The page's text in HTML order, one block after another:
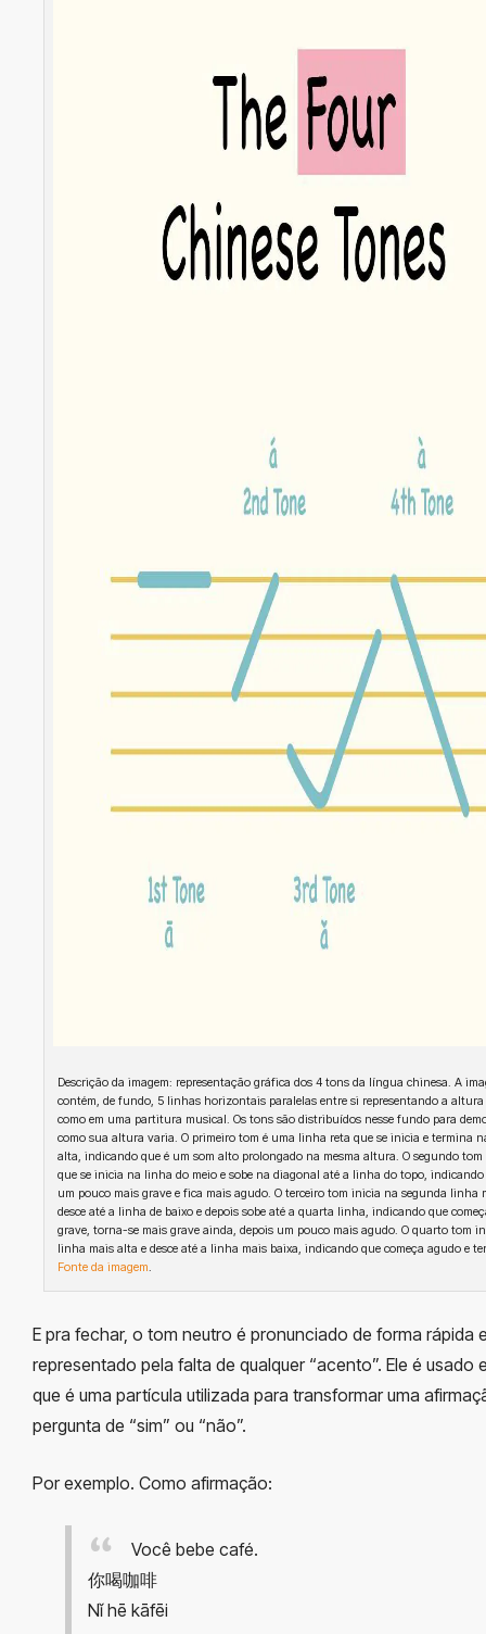
Descrição da imagem: representação gráfica dos 4 tons da língua chinesa. A
contém, de fundo, 5 linhas horizontais paralelas entre si representando a
como em uma partitura musical. Os tons são distribuídos nesse fundo para
como sua altura varia. O primeiro tom é uma linha reta que se inicia e termina
alta, indicando que é um som alto prolongado na mesma altura. O segundo
que se inicia na linha do meio e sobe na diagonal até a linha do topo, indicando
um pouco mais grave e fica mais agudo. O terceiro tom inicia na segunda linha
desce até a linha de baixo e depois sobe até a quarta linha, indicando que
grave, torna-se mais grave ainda, depois um pouco mais agudo. O quarto tom
linha mais alta e desce até a linha mais baixa, indicando que começa agudo e
Fonte da imagem.
E pra fechar, o tom neutro é pronunciado de forma rápida
representado pela falta de qualquer “acento”. Ele é usado
que é uma partícula utilizada para transformar uma
pergunta de “sim” ou “não”.
Por exemplo. Como afirmação:
Você bebe café.
你喝咖啡
Nǐ hē kāfēi